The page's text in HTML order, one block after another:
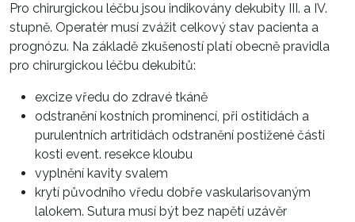
Pro chirurgickou léčbu jsou indikovány dekubity III. a IV.
stupně. Operatér musí zvážit celkový stav pacienta a
prognózu. Na základě zkušeností platí obecně pravidla
pro chirurgickou léčbu dekubitů:
excize vředu do zdravé tkáně
odstranění kostních prominencí, při ostitidách a
purulentních artritidách odstranění postižené části
kosti event. resekce kloubu
vyplnění kavity svalem
krytí původního vředu dobře vaskularisovaným
lalokem. Sutura musí být bez napětí uzávěr